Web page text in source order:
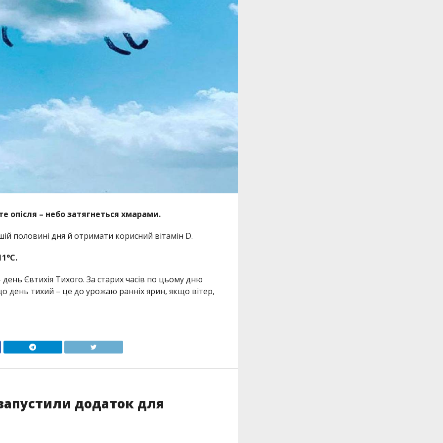
опісля – небо затягнеться хмарами.
половині дня й отримати корисний вітамін D.
день Євтихія Тихого. За старих часів по цьому дню
день тихий – це до урожаю ранніх ярин, якщо вітер,
додаток для